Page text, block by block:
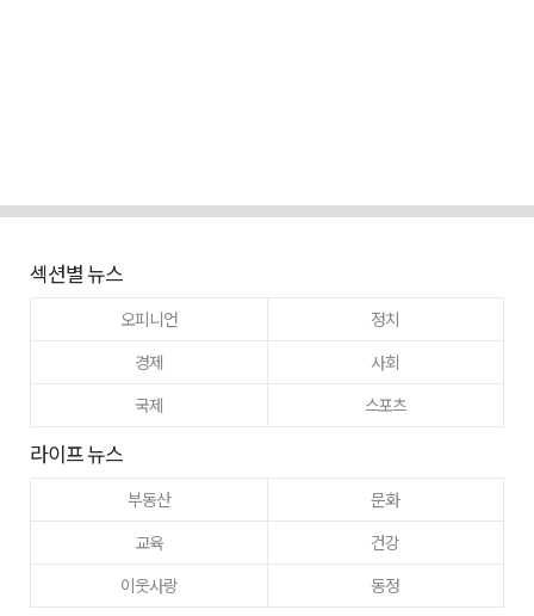
섹션별 뉴스
오피니언
정치
경제
사회
국제
스포츠
라이프 뉴스
부동산
문화
교육
건강
이웃사랑
동정